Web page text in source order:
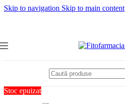
Skip to navigation Skip to main content
Stoc epuizat